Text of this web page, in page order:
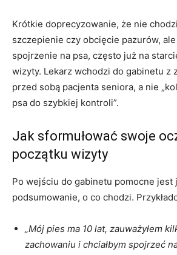
Krótkie doprecyzowanie, że nie
szczepienie czy obcięcie pazurów, ale
spojrzenie na psa, często już na
wizyty. Lekarz wchodzi do gabinetu z
przed sobą pacjenta seniora, a nie
psa do szybkiej kontroli”.
Jak sformułować swoje
początku wizyty
Po wejściu do gabinetu pomocne jest
podsumowanie, o co chodzi.
„Mój pies ma 10 lat, zauważyłem
zachowaniu i chciałbym spojrzeć